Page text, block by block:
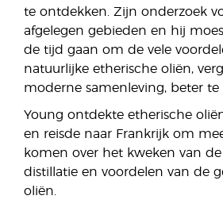
te ontdekken. Zijn onderzoek
afgelegen gebieden en hij
de tijd gaan om de vele
natuurlijke etherische oliën,
moderne samenleving, beter te
Young ontdekte etherische
en reisde naar Frankrijk om
komen over het kweken van
distillatie en voordelen van de
oliën.